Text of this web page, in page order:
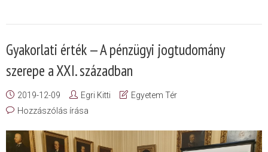
Gyakorlati érték — A pénzügyi jogtudomány
szerepe a XXI. században
2019-12-09 Egri Kitti
Egyetem Tér
Hozzászólás írása